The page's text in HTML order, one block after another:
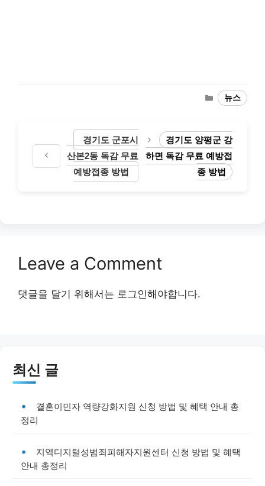
Categories
뉴스
경기도 군포시
산본2동 독감 무료
예방접종 방법
경기도 양평군 강
하면 독감 무료 예방접
종 방법
Leave a Comment
댓글을 달기 위해서는 로그인해야합니다.
최신 글
결혼이민자 역량강화지원 신청 방법 및 혜택 안내 총
정리
지역디지털성범죄피해자지원센터 신청 방법 및 혜택
안내 총정리